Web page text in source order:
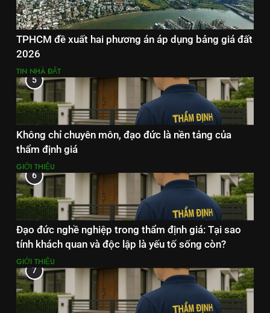
TPHCM đề xuất hai phương án áp dụng bảng giá đất
2026
TIN NHÀ ĐẤT
5
Không chỉ chuyên môn, đạo đức là nền tảng của
thẩm định giá
GIỚI THIỆU
6
Đạo đức nghề nghiệp trong thẩm định giá: Tại sao
tính khách quan và độc lập là yếu tố sống còn?
GIỚI THIỆU
7